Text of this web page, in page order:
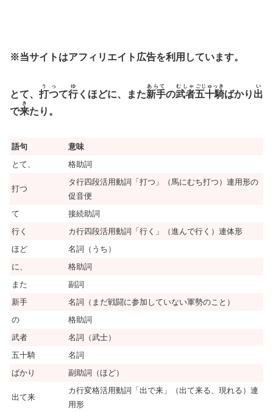
※当サイトはアフィリエイト広告を利用しています。
とて、 打つ
うっ
て行
ゆ
くほどに、また新手
あらて
の武者
むしゃ
五十騎
ごじゅっき
ばかり 出
い
で来
き
たり。
語句
意味
とて、
格助詞
打つ
タ行四段活用動詞「打つ」（馬にむち打つ）連用形の
促音便
て
接続助詞
行く
カ行四段活用動詞「行く」（進んで行く）連体形
ほど
名詞（うち）
に、
格助詞
また
副詞
新手
名詞（まだ戦闘に参加していない軍勢のこと）
の
格助詞
武者
名詞（武士）
五十騎
名詞
ばかり
副助詞（ほど）
出て来
カ行変格活用動詞「出で来」（出て来る、現れる）連
用形